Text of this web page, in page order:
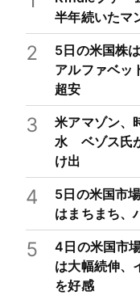
半年続いたマ
2
5日の米国株
アルファベッ
超安
3
米アマゾン、
水 ベゾス氏
け出
4
5日の米国市
はまちまち、
5
4日の米国市
は大幅続伸、
を好感